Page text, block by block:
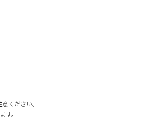
ください。
す。